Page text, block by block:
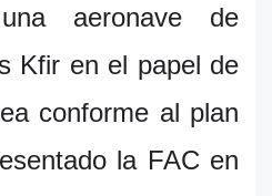
aeronave de
Kfir en el papel de
conforme al plan
la FAC en